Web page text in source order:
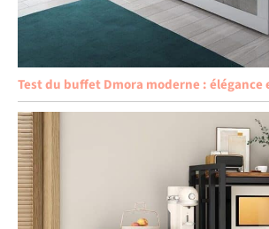
Test du buffet Dmora moderne :